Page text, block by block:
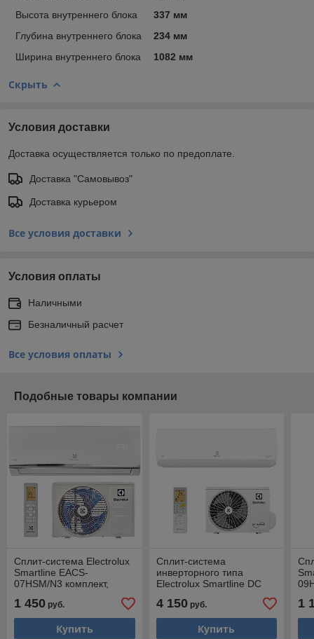
Высота внутреннего блока
337 мм
Глубина внутреннего блока
234 мм
Ширина внутреннего блока
1082 мм
Скрыть
Условия доставки
Доставка осуществляется только по предоплате.
Доставка "Самовывоз"
Доставка курьером
Все условия доставки
Условия оплаты
Наличными
Безналичный расчет
Все условия оплаты
Подобные товары компании
Сплит-система Electrolux
Smartline EACS-
07HSM/N3 комплект,
1 450 руб.
Купить
Сплит-система
инверторного типа
Electrolux Smartline DC
комплект, трубы 3/8 + 5/8
4 150руб.
Купить
1